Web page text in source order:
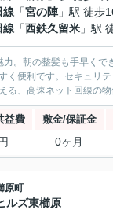
線 「宮の陣」駅 徒歩
線 「西鉄久留米 」駅
。朝の整髪も手早く
く便利です。セキュリ
る、高速ネット回線の
益費 敷金/保証金
0ヶ月
原町
ルズ東櫛原